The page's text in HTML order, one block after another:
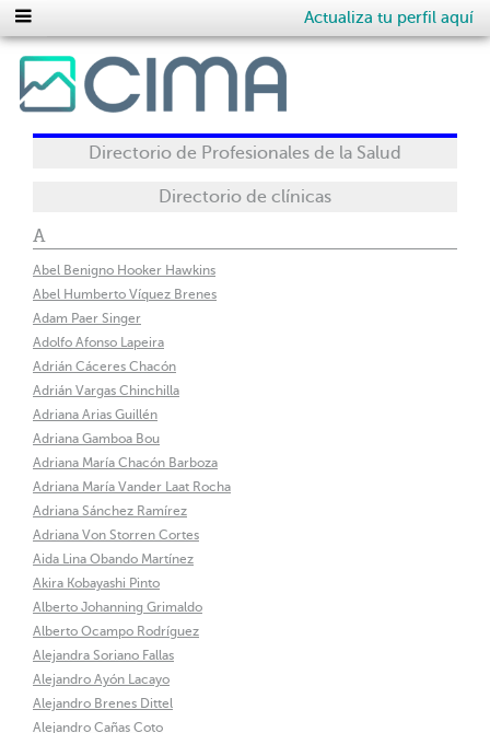
Actualiza tu perfil aquí
Directorio de Profesionales de la Salud
Directorio de clínicas
A
Abel Benigno Hooker Hawkins
Abel Humberto Víquez Brenes
Adam Paer Singer
Adolfo Afonso Lapeira
Adrián Cáceres Chacón
Adrián Vargas Chinchilla
Adriana Arias Guillén
Adriana Gamboa Bou
Adriana María Chacón Barboza
Adriana María Vander Laat Rocha
Adriana Sánchez Ramírez
Adriana Von Storren Cortes
Aida Lina Obando Martínez
Akira Kobayashi Pinto
Alberto Johanning Grimaldo
Alberto Ocampo Rodríguez
Alejandra Soriano Fallas
Alejandro Ayón Lacayo
Alejandro Brenes Dittel
Alejandro Cañas Coto